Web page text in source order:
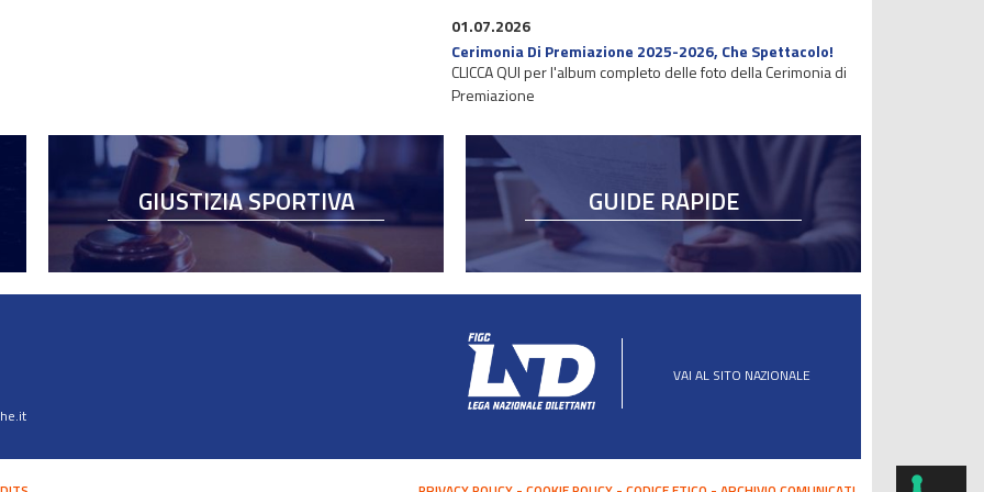
01.07.2026
Cerimonia Di Premiazione 2025-2026, Che Spettacolo!
CLICCA QUI per l'album completo delle foto della Cerimonia di
Premiazione
GIUSTIZIA SPORTIVA GUIDE RAPIDE
VAI AL SITO NAZIONALE